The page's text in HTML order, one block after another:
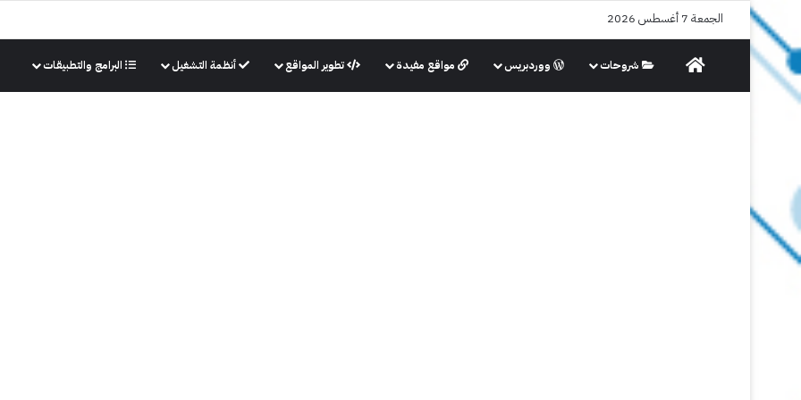
الجمعة 7 أغسطس 2026
الرئيسية شروحات ووردبريس مواقع مفيدة تطوير المواقع أنظمة التشغيل البرامج والتطبيقات